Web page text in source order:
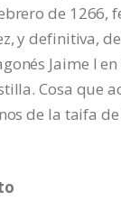
de 1266,
y definitiva,
Jaime I
Cosa que
de la taifa